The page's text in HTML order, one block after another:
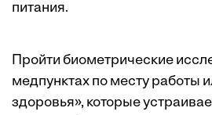
питания.
Пройти биометрические
медпунктах по месту работы
здоровья», которые